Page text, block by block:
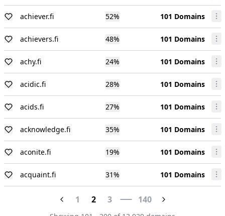
achiever.fi 52% 101 Domains
achievers.fi 48% 101 Domains
achy.fi 24% 101 Domains
acidic.fi 28% 101 Domains
acids.fi 27% 101 Domains
acknowledge.fi 35% 101 Domains
aconite.fi 19% 101 Domains
acquaint.fi 31% 101 Domains
1 2 3 140